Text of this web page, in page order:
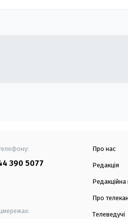
390 5077
Про нас
Редакція
Редакційна
Про
Телеведучі